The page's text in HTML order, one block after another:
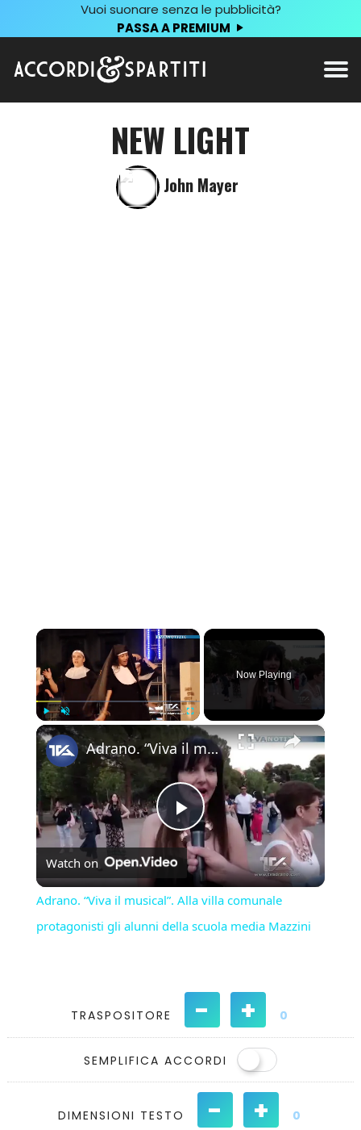
Vuoi suonare senza le pubblicità?
PASSA A PREMIUM
NEW LIGHT
John Mayer
×
Play Unmute Fullscreen
Now Playing
×
Play
Video
Adrano. “Viva il musical”. Alla villa comunale protagonisti gli alunni della scuola media Mazzini
Watch on
Adrano. “Viva il musical”. Alla villa comunale
protagonisti gli alunni della scuola media Mazzini
TRASPOSITORE - + 0
SEMPLIFICA ACCORDI
DIMENSIONI TESTO - + 0